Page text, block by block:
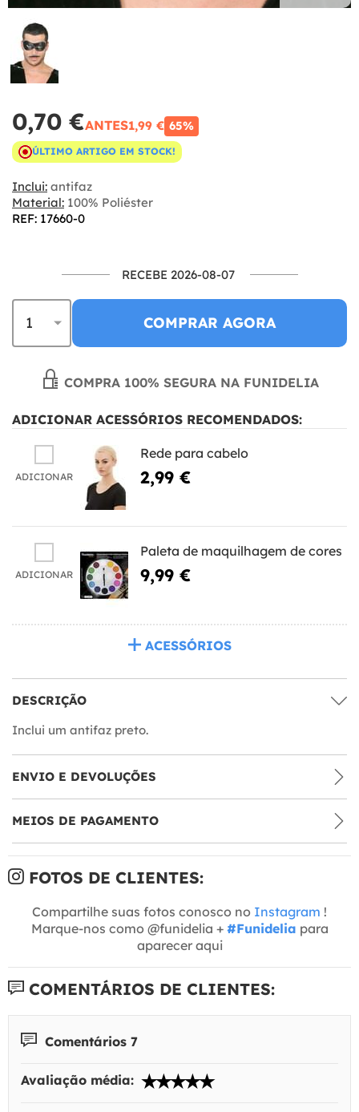
0,70 €ANTES1,99 € 65%
ÚLTIMO ARTIGO EM STOCK!
Inclui: antifaz
Material: 100% Poliéster
REF: 17660-0
RECEBE 2026-08-07
COMPRAR AGORA
COMPRA 100% SEGURA NA FUNIDELIA
ADICIONAR ACESSÓRIOS RECOMENDADOS:
ADICIONAR
Rede para cabelo
2,99 €
ADICIONAR
Paleta de maquilhagem de cores
9,99 €
ACESSÓRIOS
DESCRIÇÃO
Inclui um antifaz preto.
ENVIO E DEVOLUÇÕES
MEIOS DE PAGAMENTO
FOTOS DE CLIENTES:
Compartilhe suas fotos conosco no Instagram !
Marque-nos como @funidelia + #Funidelia para
aparecer aqui
COMENTÁRIOS DE CLIENTES:
Comentários 7
Avaliação média: